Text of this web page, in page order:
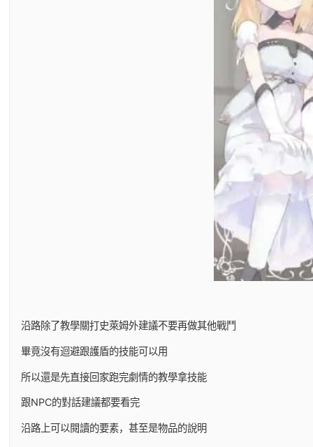
沿路除了教學關打史萊姆外建議不要再做其他戰鬥
畢竟沒有迴避跟護盾的技能可以用
所以還是先直接回家跑完劇情的教學拿技能
跟NPC的對話建議都要看完
沿路上可以閱讀的要素，甚至是物品的說明